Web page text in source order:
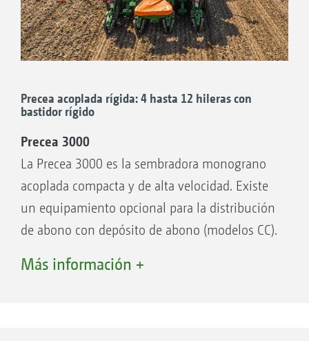
monograno.
Sus ventajas:
Colocación precisa del grano
profundidad de siembra exacta
Gran rendimiento por superficie gracias a las
velocidades de trabajo de hasta 15 km/h
Mayor comodidad gracias al fácil manejo de
la separación y la reja
Precea acoplada rígida: 4 hasta 12 hileras con
bastidor rígido
Precea 3000
La Precea 3000 es la sembradora monograno
acoplada compacta y de alta velocidad. Existe
un equipamiento opcional para la distribución
de abono con depósito de abono (modelos CC).
de hileras, así como la distancia entre ellas, se
Más información +